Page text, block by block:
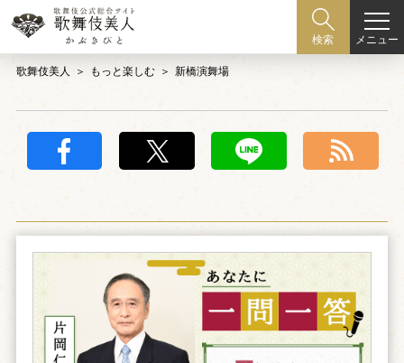
検索 メニュー
歌舞伎美人 もっと楽しむ 新橋演舞場